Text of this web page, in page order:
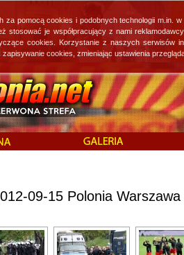
09-15 Polonia
za pomocą cookies i podobnych technologii
stosować je współpracujący z nami
cookies. Korzystanie z naszych
cookies, zmieniając ustawienia